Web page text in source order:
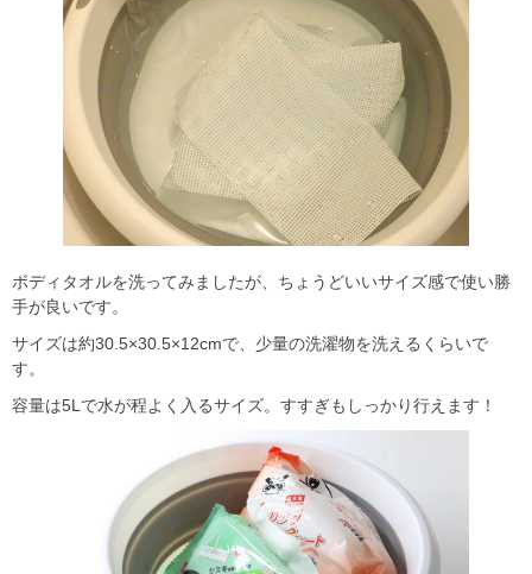
ボディタオルを洗ってみましたが、ちょうどいいサイズ感で使い勝
手が良いです。
サイズは約30.5×30.5×12cmで、少量の洗濯物を洗えるくらいで
す。
容量は5Lで水が程よく入るサイズ。すすぎもしっかり行えます！